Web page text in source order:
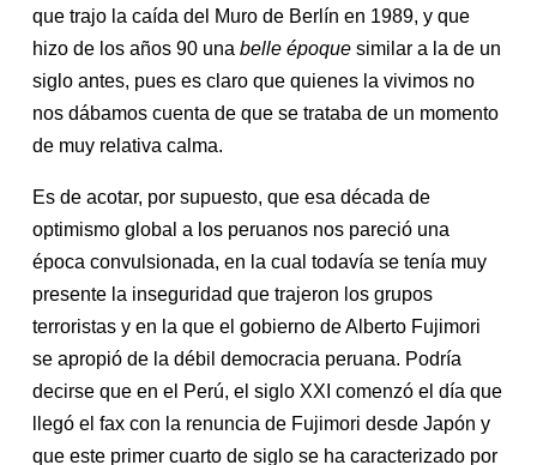
que trajo la caída del Muro de Berlín en 1989, y que
hizo de los años 90 una belle époquesimilar a la de un
siglo antes, pues es claro que quienes la vivimos no
nos dábamos cuenta de que se trataba de un momento
de muy relativa calma.
Es de acotar, por supuesto, que esa década de
optimismo global a los peruanos nos pareció una
época convulsionada, en la cual todavía se tenía muy
presente la inseguridad que trajeron los grupos
terroristas y en la que el gobierno de Alberto Fujimori
se apropió de la débil democracia peruana. Podría
decirse que en el Perú, el siglo XXI comenzó el día que
llegó el fax con la renuncia de Fujimori desde Japón y
que este primer cuarto de siglo se ha caracterizado por